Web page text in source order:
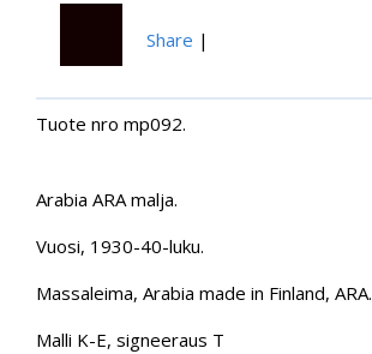
Share |
Tuote nro mp092.
Arabia ARA malja.
Vuosi, 1930-40-luku.
Massaleima, Arabia made in Finland, ARA.
Malli K-E, signeeraus T